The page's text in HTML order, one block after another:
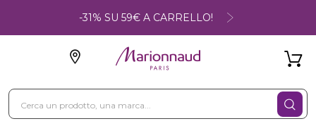
-31% SU 59€ A CARRELLO!